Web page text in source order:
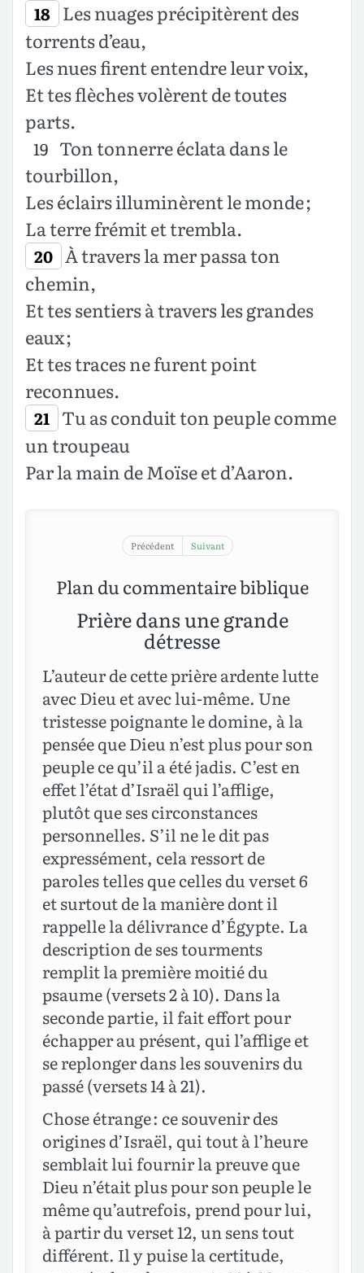
18 Les nuages précipitèrent des
torrents d’eau,
Les nues firent entendre leur voix,
Et tes flèches volèrent de toutes
parts.
19 Ton tonnerre éclata dans le
tourbillon,
Les éclairs illuminèrent le monde ;
La terre frémit et trembla.
20 À travers la mer passa ton
chemin,
Et tes sentiers à travers les grandes
eaux ;
Et tes traces ne furent point
reconnues.
21 Tu as conduit ton peuple comme
un troupeau
Par la main de Moïse et d’Aaron.
Précédent Suivant
Plan du commentaire biblique
Prière dans une grande
détresse
L’auteur de cette prière ardente lutte
avec Dieu et avec lui-même. Une
tristesse poignante le domine, à la
pensée que Dieu n’est plus pour son
peuple ce qu’il a été jadis. C’est en
effet l’état d’Israël qui l’afflige,
plutôt que ses circonstances
personnelles. S’il ne le dit pas
expressément, cela ressort de
paroles telles que celles du verset 6
et surtout de la manière dont il
rappelle la délivrance d’Égypte. La
description de ses tourments
remplit la première moitié du
psaume (versets 2 à 10). Dans la
seconde partie, il fait effort pour
échapper au présent, qui l’afflige et
se replonger dans les souvenirs du
passé (versets 14 à 21).
Chose étrange : ce souvenir des
origines d’Israël, qui tout à l’heure
semblait lui fournir la preuve que
Dieu n’était plus pour son peuple le
même qu’autrefois, prend pour lui,
à partir du verset 12, un sens tout
différent. Il y puise la certitude,